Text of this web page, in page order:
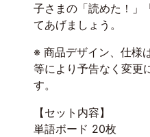
子さまの「読めた！」
てあげましょう。
※ 商品デザイン、仕様
等により予告なく変更
す。
【セット内容】
単語ボード 20枚